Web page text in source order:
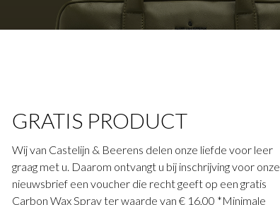
GRATIS PRODUCT
Wij van Castelijn & Beerens delen onze liefde voor leer
graag met u. Daarom ontvangt u bij inschrijving voor onze
nieuwsbrief een voucher die recht geeft op een gratis
Carbon Wax Spray ter waarde van € 16,00 *Minimale